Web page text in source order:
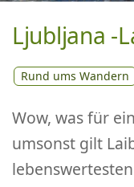
Ljubljana -
Rund ums Wandern
Wow, was für
umsonst gilt